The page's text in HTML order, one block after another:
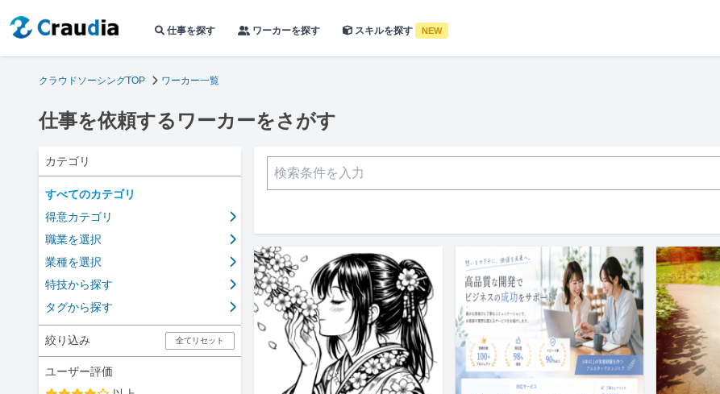
仕事を探す ワーカーを探す スキルを探す NEW
クラウドソーシングTOP ワーカー一覧
仕事を依頼するワーカーをさがす
カテゴリ
すべてのカテゴリ
得意カテゴリ
職業を選択
業種を選択
特技から探す
タグから探す
絞り込み 全てリセット
ユーザー評価